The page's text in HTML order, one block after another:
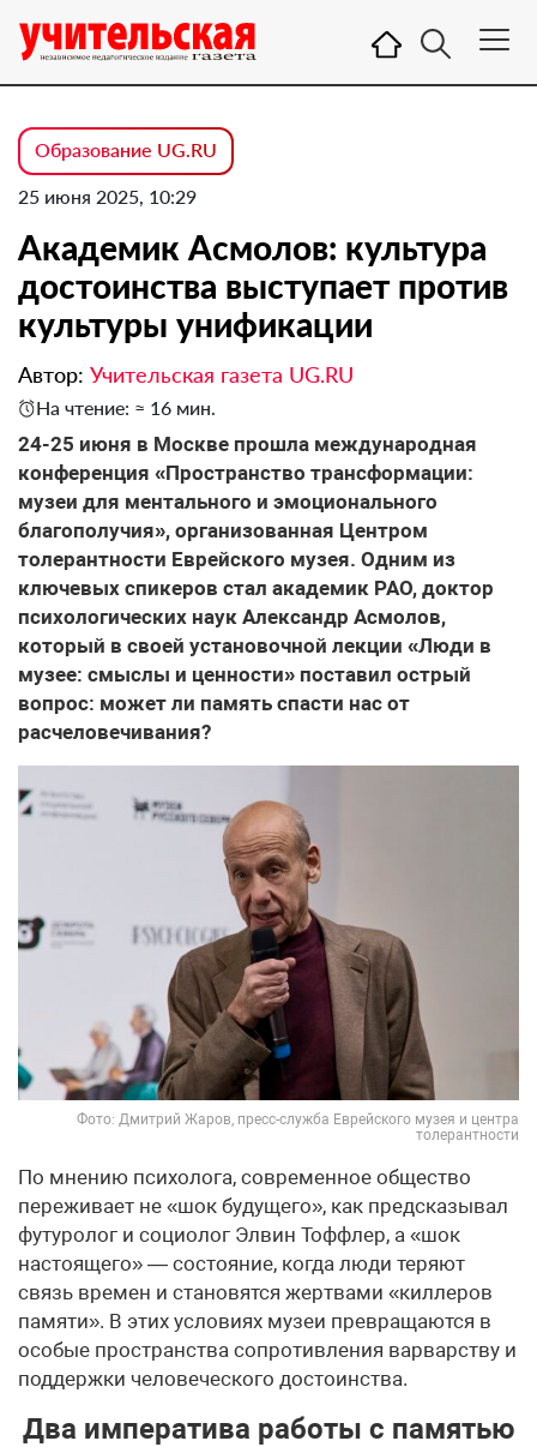
Образование UG.RU
25 июня 2025, 10:29
Академик Асмолов: культура
достоинства выступает против
культуры унификации
Автор: Учительская газета UG.RU
На чтение: ≈ 16 мин.
24-25 июня в Москве прошла международная
конференция «Пространство трансформации:
музеи для ментального и эмоционального
благополучия», организованная Центром
толерантности Еврейского музея. Одним из
ключевых спикеров стал академик РАО, доктор
психологических наук Александр Асмолов,
который в своей установочной лекции «Люди в
музее: смыслы и ценности» поставил острый
вопрос: может ли память спасти нас от
расчеловечивания?
Фото: Дмитрий Жаров, пресс-служба Еврейского музея и центра
толерантности
По мнению психолога, современное общество
переживает не «шок будущего», как предсказывал
футуролог и социолог Элвин Тоффлер, а «шок
настоящего» — состояние, когда люди теряют
связь времен и становятся жертвами «киллеров
памяти». В этих условиях музеи превращаются в
особые пространства сопротивления варварству и
поддержки человеческого достоинства.
Два императива работы с памятью